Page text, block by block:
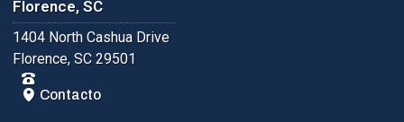
Florence, SC
1404 North Cashua Drive
Florence, SC 29501
Contacto